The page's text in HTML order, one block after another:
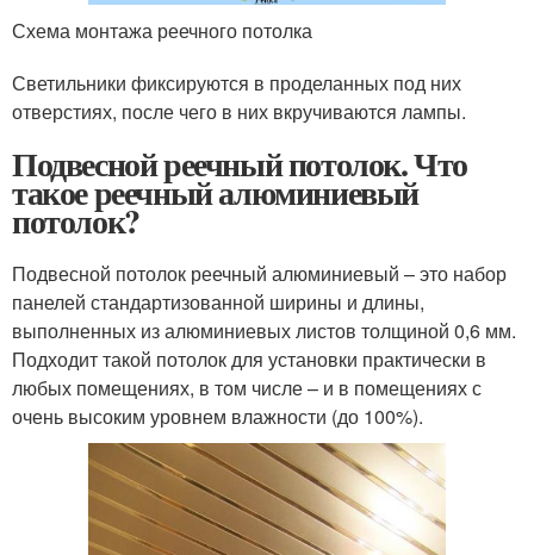
Схема монтажа реечного потолка
Светильники фиксируются в проделанных под них
отверстиях, после чего в них вкручиваются лампы.
Подвесной реечный потолок. Что
такое реечный алюминиевый
потолок?
Подвесной потолок реечный алюминиевый – это набор
панелей стандартизованной ширины и длины,
выполненных из алюминиевых листов толщиной 0,6 мм.
Подходит такой потолок для установки практически в
любых помещениях, в том числе – и в помещениях с
очень высоким уровнем влажности (до 100%).